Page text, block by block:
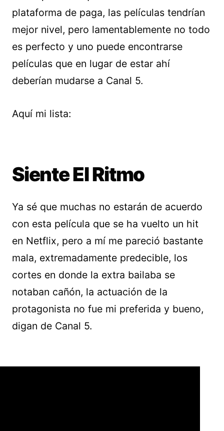
plataforma de paga, las películas tendrían
mejor nivel, pero lamentablemente no todo
es perfecto y uno puede encontrarse
películas que en lugar de estar ahí
deberían mudarse a Canal 5.
Aquí mi lista:
Siente El Ritmo
Ya sé que muchas no estarán de acuerdo
con esta película que se ha vuelto un hit
en Netflix, pero a mí me pareció bastante
mala, extremadamente predecible, los
cortes en donde la extra bailaba se
notaban cañón, la actuación de la
protagonista no fue mi preferida y bueno,
digan de Canal 5.